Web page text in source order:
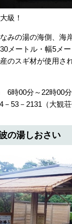
級！
みの湯の海側、海
メートル・幅5メ
のスギ材が使用さ
6時00分～22時00分
53－2131（大観荘
の湯しおさい